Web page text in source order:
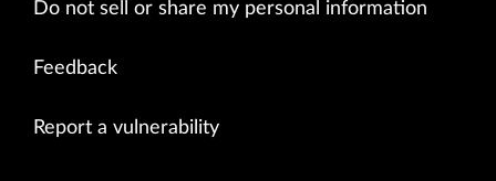
Do not sell or share my personal information
Feedback
Report a vulnerability